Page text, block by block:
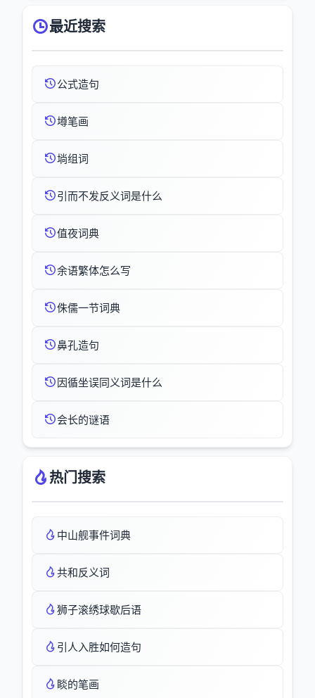
最近搜索
公式造句
壿笔画
埫组词
引而不发反义词是什么
值夜词典
余语繁体怎么写
侏儒一节词典
鼻孔造句
因循坐误同义词是什么
会长的谜语
热门搜索
中山舰事件词典
共和反义词
狮子滚绣球歇后语
引人入胜如何造句
睒的笔画